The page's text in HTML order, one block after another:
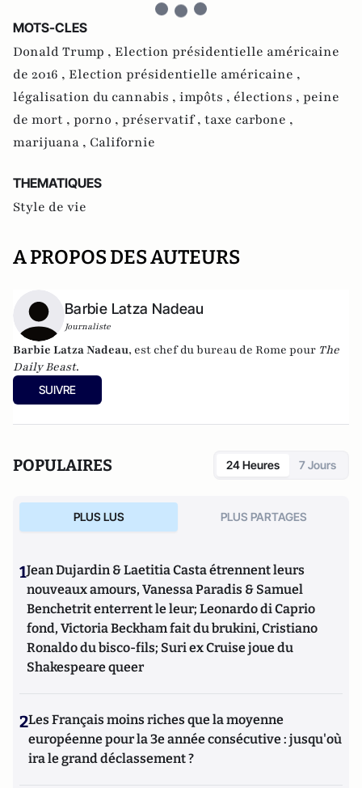
MOTS-CLES
Donald Trump , Election présidentielle américaine
de 2016 , Election présidentielle américaine ,
légalisation du cannabis , impôts , élections , peine
de mort , porno , préservatif , taxe carbone ,
marijuana , Californie
THEMATIQUES
Style de vie
A PROPOS DES AUTEURS
Barbie Latza Nadeau
Journaliste
Barbie Latza Nadeau, est chef du bureau de Rome pour The
Daily Beast.
SUIVRE
POPULAIRES 24 Heures 7 Jours
PLUS LUS PLUS PARTAGES
1Jean Dujardin & Laetitia Casta étrennent leurs
nouveaux amours, Vanessa Paradis & Samuel
Benchetrit enterrent le leur; Leonardo di Caprio
fond, Victoria Beckham fait du brukini, Cristiano
Ronaldo du bisco-fils; Suri ex Cruise joue du
Shakespeare queer
2Les Français moins riches que la moyenne
européenne pour la 3e année consécutive : jusqu'où
ira le grand déclassement ?